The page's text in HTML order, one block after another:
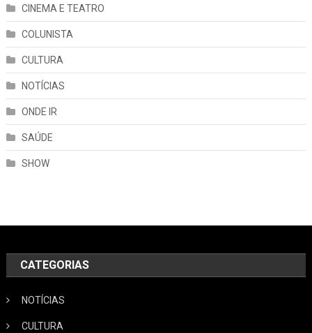
CINEMA E TEATRO
COLUNISTA
CULTURA
NOTÍCIAS
ONDE IR
SAÚDE
SHOW
CATEGORIAS
NOTÍCIAS
CULTURA